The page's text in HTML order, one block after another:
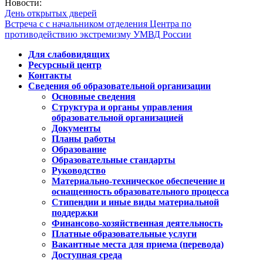
Новости:
День открытых дверей
Встреча с с начальником отделения Центра по
противодействию экстремизму УМВД России
Для слабовидящих
Ресурсный центр
Контакты
Сведения об образовательной организации
Основные сведения
Структура и органы управления
образовательной организацией
Документы
Планы работы
Образование
Образовательные стандарты
Руководство
Материально-техническое обеспечение и
оснащенность образовательного процесса
Стипендии и иные виды материальной
поддержки
Финансово-хозяйственная деятельность
Платные образовательные услуги
Вакантные места для приема (перевода)
Доступная среда